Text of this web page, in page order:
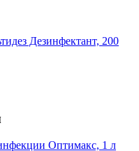
Дезинфектант, 200